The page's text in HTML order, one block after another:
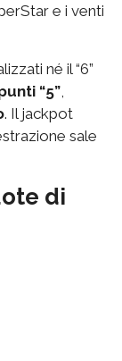
e i venti
né il “6”
“5”
. Il jackpot
sale
di